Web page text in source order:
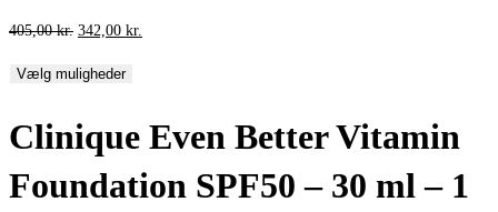
405,00kr. Den
pris
405,00 kr..
342,00 kr.
342,00 kr..
Vælg muligheder
Clinique Even Better Vitamin
Foundation SPF50 – 30 ml – 1